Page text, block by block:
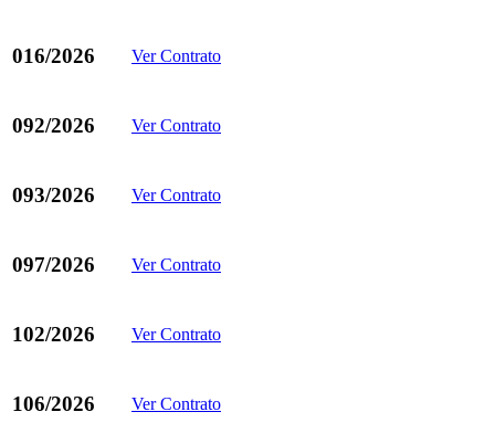
016/2026 Ver Contrato
092/2026 Ver Contrato
093/2026 Ver Contrato
097/2026 Ver Contrato
102/2026 Ver Contrato
106/2026 Ver Contrato